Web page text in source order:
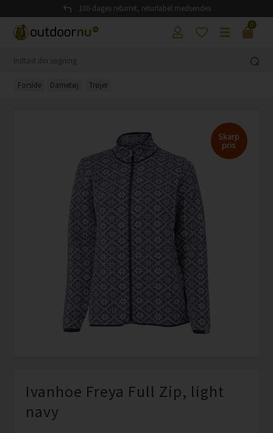
100-dages returret, returlabel medsendes
0
Forside Dametøj Trøjer
Skarp
pris
Ivanhoe Freya Full Zip, light
navy